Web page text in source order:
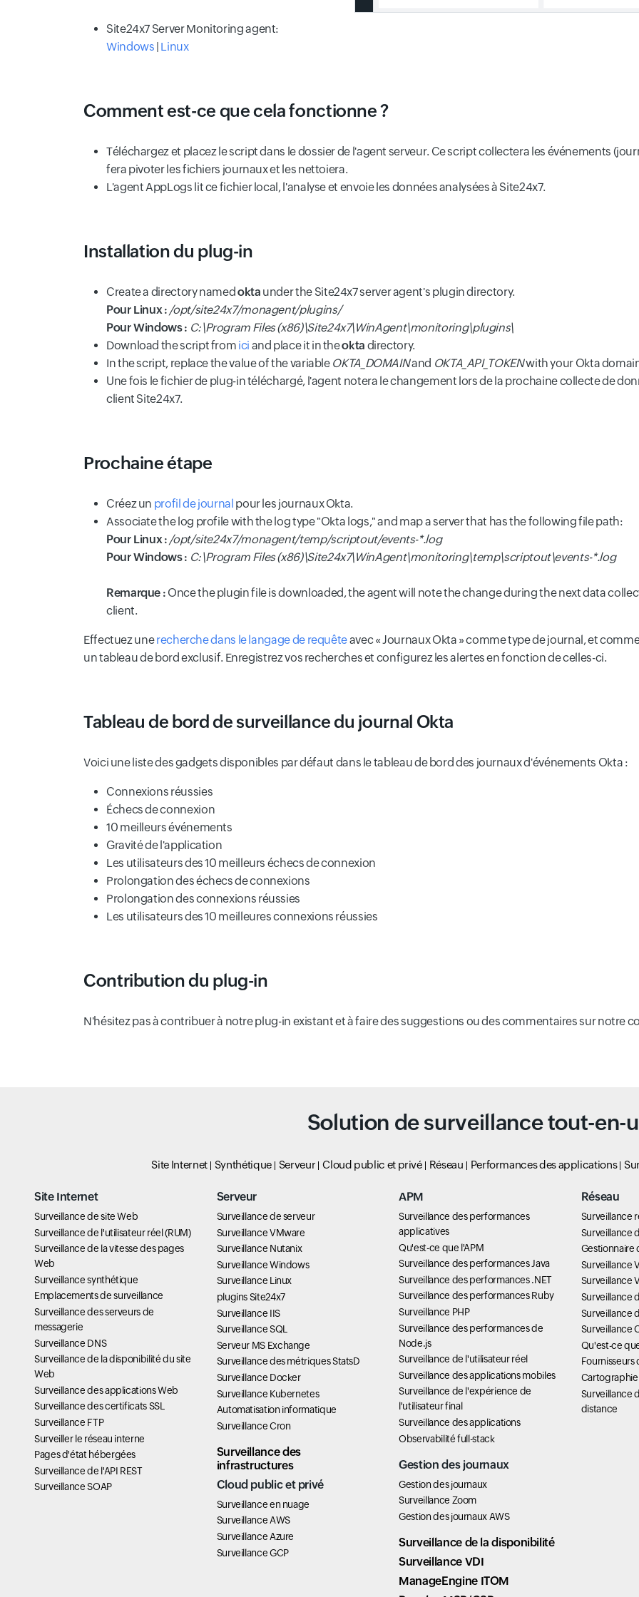
Site24x7 Server Monitoring agent:
Windows | Linux
Comment est-ce que cela fonctionne ?
Téléchargez et placez le script dans le dossier de l'agent serveur. Ce script collectera les événements
fera pivoter les fichiers journaux et les nettoiera.
L'agent AppLogs lit ce fichier local, l'analyse et envoie les données analysées à Site24x7.
Installation du plug-in
Create a directory namedokta under the Site24x7 server agent's plugin directory.
Pour Linux : /opt/site24x7/monagent/plugins/
Pour Windows : C:\Program Files (x86)\Site24x7\WinAgent\monitoring\plugins\
Download the script from ici and place it in theokta directory.
In the script, replace the value of the variable OKTA_DOMAINand OKTA_API_TOKENwith your Okta
Une fois le fichier de plug-in téléchargé, l'agent notera le changement lors de la prochaine collecte de
client Site24x7.
Prochaine étape
Créez un profil de journal pour les journaux Okta.
Associate the log profile with the log type "Okta logs," and map a server that has the following file path:
Pour Linux : /opt/site24x7/monagent/temp/scriptout/events-*.log
Pour Windows : C:\Program Files (x86)\Site24x7\WinAgent\monitoring\temp\scriptout\events-*.log
Remarque : Once the plugin file is downloaded, the agent will note the change during the next data
client.
Effectuez unerecherche dans le langage de requêteavec « Journaux Okta » comme type de journal, et
un tableau de bord exclusif. Enregistrez vos recherches et configurez les alertes en fonction de celles-ci.
Tableau de bord de surveillance du journal Okta
Voici une liste des gadgets disponibles par défaut dans le tableau de bord des journaux d'événements Okta :
Connexions réussies
Échecs de connexion
10 meilleurs événements
Gravité de l'application
Les utilisateurs des 10 meilleurs échecs de connexion
Prolongation des échecs de connexions
Prolongation des connexions réussies
Les utilisateurs des 10 meilleures connexions réussies
Contribution du plug-in
N'hésitez pas à contribuer à notre plug-in existant et à faire des suggestions ou des commentaires sur notre
Solution de surveillance tout-en-
Site Internet Synthétique Serveur Cloud public et privé Réseau Performances des applications
Site Internet
Surveillance de site Web
Surveillance de l'utilisateur réel (RUM)
Surveillance de la vitesse des pages
Web
Surveillance synthétique
Emplacements de surveillance
Surveillance des serveurs de
messagerie
Surveillance DNS
Surveillance de la disponibilité du site
Web
Surveillance des applications Web
Surveillance des certificats SSL
Surveillance FTP
Surveiller le réseau interne
Pages d'état hébergées
Surveillance de l'API REST
Surveillance SOAP
Serveur
Surveillance de serveur
Surveillance VMware
Surveillance Nutanix
Surveillance Windows
Surveillance Linux
plugins Site24x7
Surveillance IIS
Surveillance SQL
Serveur MS Exchange
Surveillance des métriques StatsD
Surveillance Docker
Surveillance Kubernetes
Automatisation informatique
Surveillance Cron
Surveillance des
infrastructures
Cloud public et privé
Surveillance en nuage
Surveillance AWS
Surveillance Azure
Surveillance GCP
APM
Surveillance des performances
applicatives
Qu'est-ce que l'APM
Surveillance des performances Java
Surveillance des performances .NET
Surveillance des performances Ruby
Surveillance PHP
Surveillance des performances de
Node.js
Surveillance de l'utilisateur réel
Surveillance des applications mobiles
Surveillance de l'expérience de
l'utilisateur final
Surveillance des applications
Observabilité full-stack
Gestion des journaux
Gestion des journaux
Surveillance Zoom
Gestion des journaux AWS
Surveillance de la disponibilité
Surveillance VDI
ManageEngine ITOM
Réseau
Surveillance
Surveillance
Gestionnaire
Surveillance
Surveillance
Surveillance
Surveillance
Surveillance
Qu'est-ce
Fournisseurs
Cartographie
Surveillance
distance